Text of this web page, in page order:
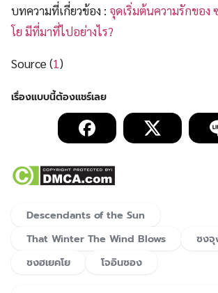
บทความที่เกี่ยวข้อง : จุดเริ่มต้นความรักของ
โย มีที่มาที่ไปอย่างไร?
Source (1)
Descendants of the Sun
That Winter The Wind Blows
ซงจุ
ซงฮเยคโย
โจอินซอง